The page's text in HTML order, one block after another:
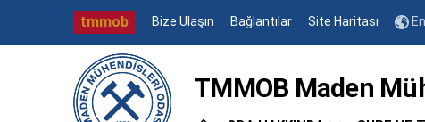
tmmob Bize Ulaşın Bağlantılar Site Haritası
TMMOB Maden